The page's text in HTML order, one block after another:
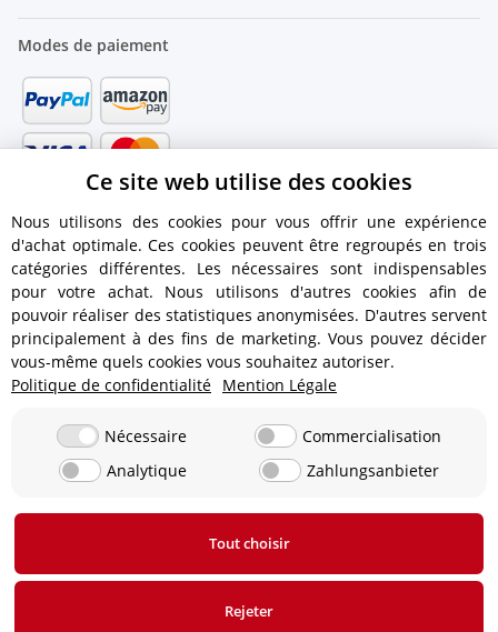
Modes de paiement
Informations dexpédition
commande de 450 € !
* Tous les prix s'entendent TVA incluse, frais d'expédition
Ce site web utilise des cookies
Nous utilisons des cookies pour vous offrir une expérience
d'achat optimale. Ces cookies peuvent être regroupés en trois
catégories différentes. Les nécessaires sont indispensables
pour votre achat. Nous utilisons d'autres cookies afin de
pouvoir réaliser des statistiques anonymisées. D'autres servent
principalement à des fins de marketing. Vous pouvez décider
vous-même quels cookies vous souhaitez autoriser.
Politique de confidentialité Mention Légale
Nécessaire
Commercialisation
Analytique
Zahlungsanbieter
Tout choisir
Rejeter